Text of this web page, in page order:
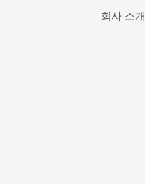
회사 소개